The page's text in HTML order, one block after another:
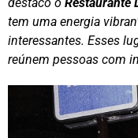
tem uma energia
interessantes. Esses
reúnem pessoas com